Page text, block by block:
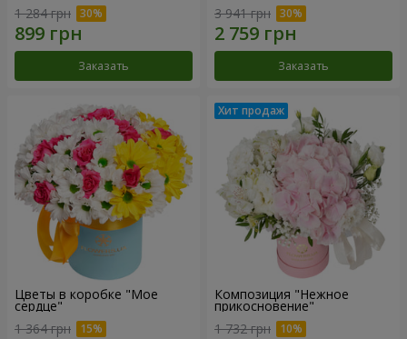
1 284 грн
Заказать
3 941 грн
Заказать
Цветы в коробке "Мое
сердце"
1 364 грн
Композиция "Нежное
прикосновение"
1 732 грн